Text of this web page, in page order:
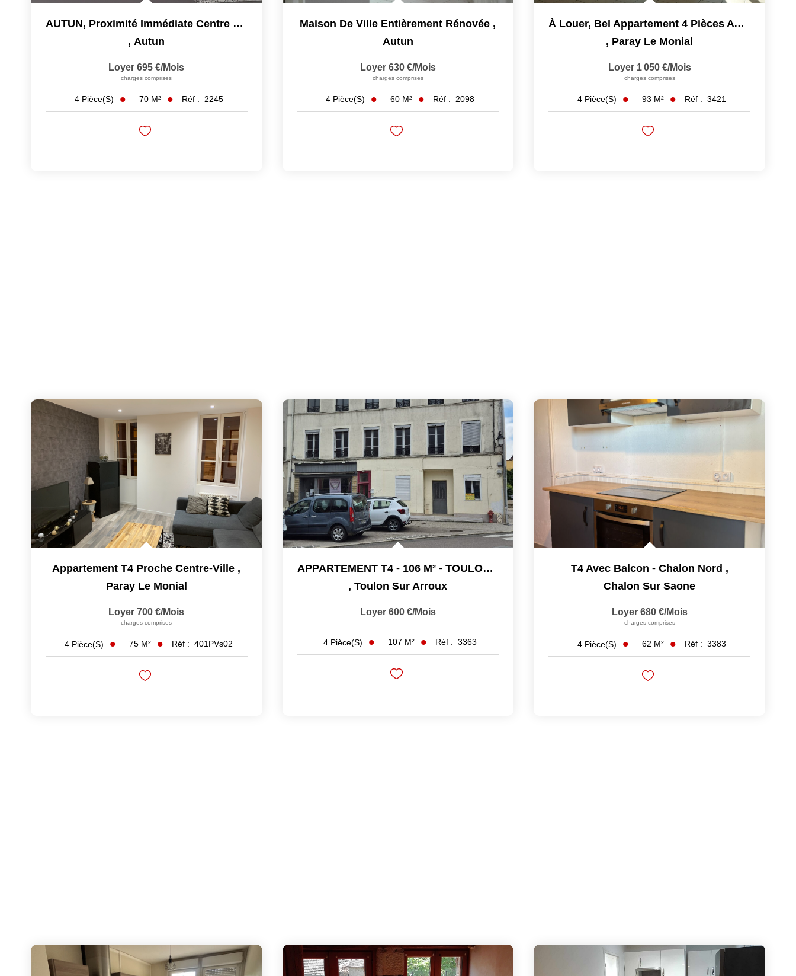
AUTUN, Proximité Immédiate Centre Ville
, Autun
Loyer 695 €/mois
charges comprises
4 Pièce(s) 70 M² Réf : 2245
Maison De Ville Entièrement Rénovée ,
Autun
Loyer 630 €/mois
charges comprises
4 Pièce(s) 60 M² Réf : 2098
À Louer, Bel Appartement 4 Pièces Avec Terrasse, Balcon Et...
, Paray Le Monial
Loyer 1 050 €/mois
charges comprises
4 Pièce(s) 93 M² Réf : 3421
Appartement T4 Proche Centre-Ville ,
Paray Le Monial
Loyer 700 €/mois
charges comprises
4 Pièce(s) 75 M² Réf : 401PVs02
APPARTEMENT T4 - 106 M² - TOULON SUR ARROUX
,Toulon Sur Arroux
Loyer 600 €/mois
4 Pièce(s) 107 M² Réf : 3363
T4 Avec Balcon - Chalon Nord ,
Chalon Sur Saone
Loyer 680 €/mois
charges comprises
4 Pièce(s) 62 M² Réf : 3383